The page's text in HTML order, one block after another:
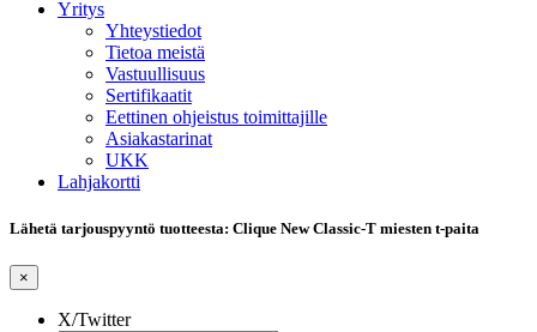
Yritys
Yhteystiedot
Tietoa meistä
Vastuullisuus
Sertifikaatit
Eettinen ohjeistus toimittajille
Asiakastarinat
UKK
Lahjakortti
Lähetä tarjouspyyntö tuotteesta: Clique New Classic-T miesten t-paita
×
X/Twitter